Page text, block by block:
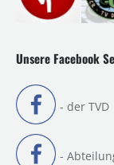
Unsere Facebook
- der TVD
-